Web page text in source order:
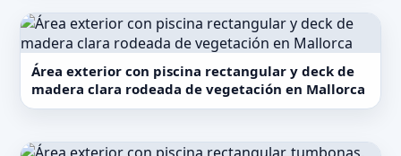
Área exterior con piscina rectangular y deck de
madera clara rodeada de vegetación en Mallorca